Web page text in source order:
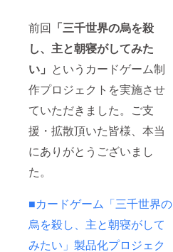
前回 「三千世界の烏を殺
し、主と朝寝がしてみた
い」 というカードゲーム制
作プロジェクトを実施させ
ていただきました。ご支
援・拡散頂いた皆様、本当
にありがとうございまし
た。
■カードゲーム「三千世界の
烏を殺し、主と朝寝がして
みたい」製品化プロジェク